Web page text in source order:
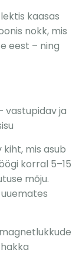
kaasas
nokk, mis
eest – ning
vastupidav ja
kiht, mis asub
korral 5–15
mõju.